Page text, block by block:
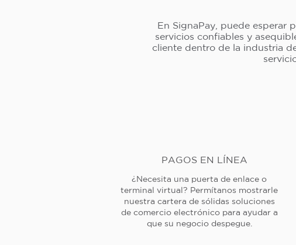
En SignaPay, puede esperar
servicios confiables y
cliente dentro de la industria
PAGOS EN LÍNEA
¿Necesita una puerta de enlace o
terminal virtual? Permítanos mostrarle
nuestra cartera de sólidas soluciones
de comercio electrónico para ayudar a
que su negocio despegue.